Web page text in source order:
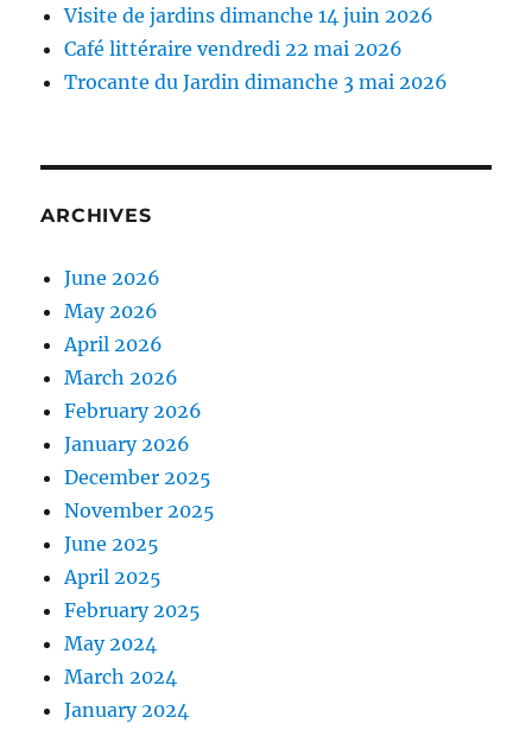
Visite de jardins dimanche 14 juin 2026
Café littéraire vendredi 22 mai 2026
Trocante du Jardin dimanche 3 mai 2026
ARCHIVES
June 2026
May 2026
April 2026
March 2026
February 2026
January 2026
December 2025
November 2025
June 2025
April 2025
February 2025
May 2024
March 2024
January 2024